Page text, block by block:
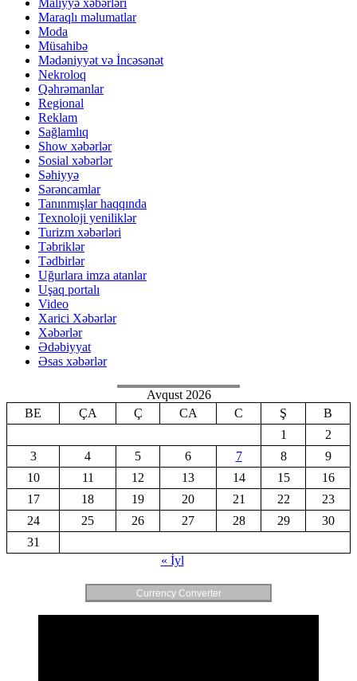
Maliyyə xəbərləri
Maraqlı məlumatlar
Moda
Müsahibə
Mədəniyyət və İncəsənət
Nekroloq
Qəhrəmanlar
Regional
Reklam
Sağlamlıq
Show xəbərlər
Sosial xəbərlər
Səhiyyə
Sərəncamlar
Tanınmışlar haqqında
Texnoloji yeniliklər
Turizm xəbərləri
Təbriklər
Tədbirlər
Uğurlara imza atanlar
Uşaq portalı
Video
Xarici Xəbərlər
Xəbərlər
Ədəbiyyat
Əsas xəbərlər
Avqust 2026
BE
ÇA Ç CA C Ş
B
1
2
3
4 5 6 7 8
9
10
11 12 13 14 15
16
17
18 19 20 21 22
23
24
25 26 27 28 29
30
31
« İyl
Currency Converter